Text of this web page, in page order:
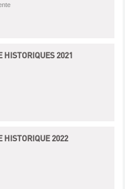
HISTORIQUES 2021
HISTORIQUE 2022